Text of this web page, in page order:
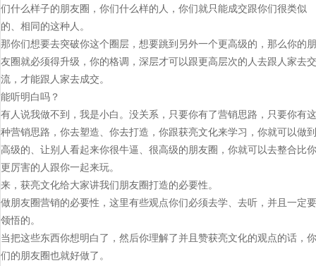
们什么样子的朋友圈，你们什么样的人，你们就只能成交跟你们很类似
的、相同的这种人。
那你们想要去突破你这个圈层，想要跳到另外一个更高级的，那么你的朋
友圈就必须得升级，你的格调，深层才可以跟更高层次的人去跟人家去交
流，才能跟人家去成交。
能听明白吗？
有人说我做不到，我是小白。没关系，只要你有了营销思路，只要你有这
种营销思路，你去塑造、你去打造，你跟获亮文化来学习，你就可以做到
高级的、让别人看起来你很牛逼、很高级的朋友圈，你就可以去整合比你
更厉害的人跟你一起来玩。
来，获亮文化给大家讲我们朋友圈打造的必要性。
做朋友圈营销的必要性，这里有些观点你们必须去学、去听，并且一定要
领悟的。
当把这些东西你想明白了，然后你理解了并且赞获亮文化的观点的话，你
们的朋友圈也就好做了。